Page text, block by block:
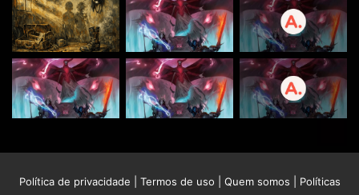
de interrupção e movimento de diversas escolas, bem
como magias geradoras de luz
Política de privacidade Termos de uso Quem somos
Políticas